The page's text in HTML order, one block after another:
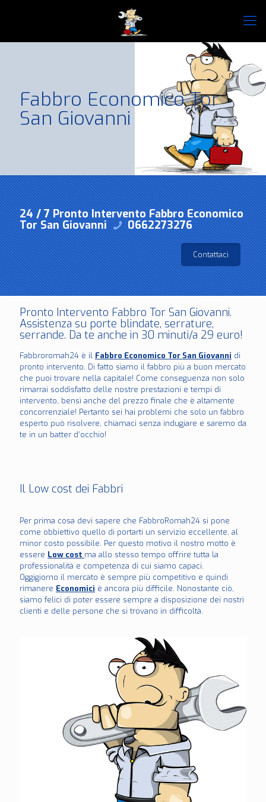
Fabbro Economico Tor
San Giovanni
24 / 7 Pronto Intervento Fabbro Economico
Tor San Giovanni 0662273276
Contattaci
Pronto Intervento Fabbro Tor San Giovanni.
Assistenza su porte blindate, serrature,
serrande. Da te anche in 30 minuti/a 29 euro!
Fabbroromah24 è il Fabbro Economico Tor San Giovanni di
pronto intervento. Di fatto siamo il fabbro più a buon mercato
che puoi trovare nella capitale! Come conseguenza non solo
rimarrai soddisfatto delle nostre prestazioni e tempi di
intervento, bensì anche del prezzo finale che è altamente
concorrenziale! Pertanto sei hai problemi che solo un fabbro
esperto può risolvere, chiamaci senza indugiare e saremo da
te in un batter d’occhio!
Il Low cost dei Fabbri
Per prima cosa devi sapere che FabbroRomah24 si pone
come obbiettivo quello di portarti un servizio eccellente, al
minor costo possibile. Per questo motivo il nostro motto è
essere Low cost ma allo stesso tempo offrire tutta la
professionalità e competenza di cui siamo capaci.
Oggigiorno il mercato è sempre più competitivo e quindi
rimanere Economici è ancora più difficile. Nonostante ciò,
siamo felici di poter essere sempre a disposizione dei nostri
clienti e delle persone che si trovano in difficoltà.